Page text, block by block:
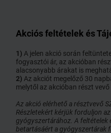
Akciós feltételek és
1) A jelen akció során
fogyasztói ár, az akcióban
alacsonyabb árakat is
2) Az akciót megelőző 30
melytől az akcióban részt
Az akció elérhető a résztvevő
Részletekért kérjük forduljon az
gyógyszertárához. A feltételek
betartásáért a gyógyszertárak